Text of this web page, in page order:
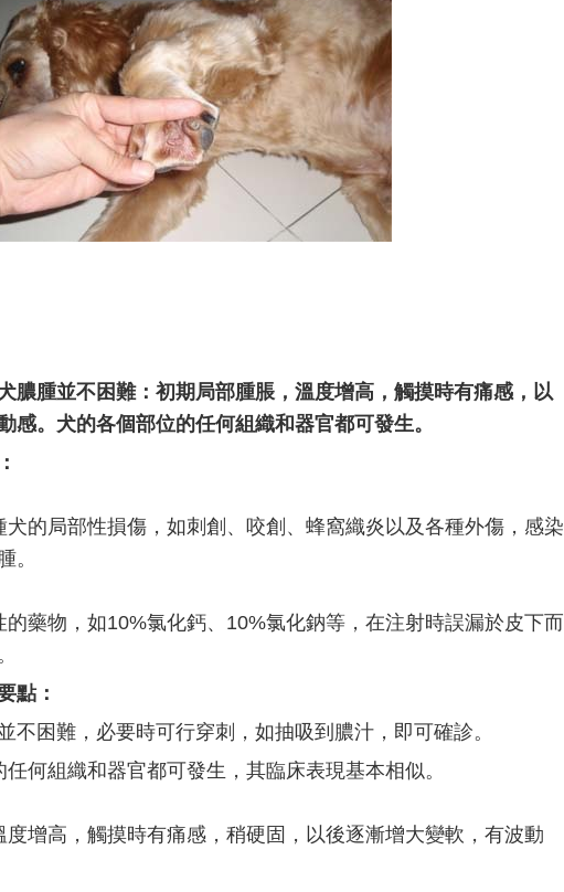
膿腫並不困難：初期局部腫脹，溫度增高，觸摸時有痛感，以
感。犬的各個部位的任何組織和器官都可發生。
的局部性損傷，如刺創、咬創、蜂窩織炎以及各種外傷，感染
。
藥物，如10%氯化鈣、10%氯化鈉等，在注射時誤漏於皮下而
點：
不困難，必要時可行穿刺，如抽吸到膿汁，即可確診。
何組織和器官都可發生，其臨床表現基本相似。
增高，觸摸時有痛感，稍硬固，以後逐漸增大變軟，有波動